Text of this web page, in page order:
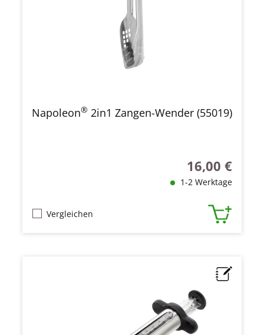
Napoleon® 2in1 Zangen-Wender (55019)
Regulärer Preis:
16,00 €
1-2 Werktage
Vergleichen